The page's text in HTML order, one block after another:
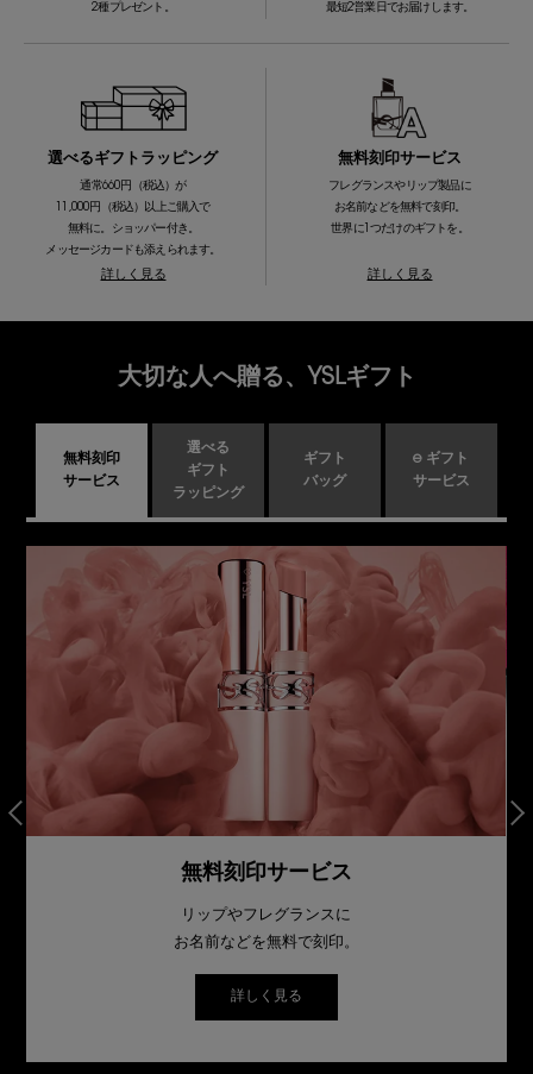
2種プレゼント。
最短2営業日でお届けします。
選べるギフトラッピング
通常660円（税込）が
11,000円（税込）以上ご購入で
無料に。ショッパー付き。
メッセージカードも添えられます。
詳しく見る
無料刻印サービス
フレグランスやリップ製品に
お名前などを無料で刻印。
世界に1つだけのギフトを。
詳しく見る
大切な人へ贈る、YSLギフト
無料刻印
サービス
選べる
ギフト
ラッピング
ギフト
バッグ
e ギフト
サービス
無料刻印サービス
リップやフレグランスに
お名前などを無料で刻印。
詳しく見る